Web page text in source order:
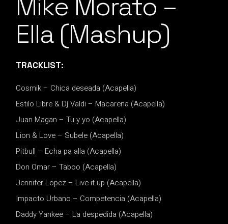
Mike Morato –
Ella (Mashup)
TRACKLIST:
Cosmik – Chica deseada (Acapella)
Estilo Libre & Dj Valdi – Macarena (Acapella)
Juan Magan – Tu y yo (Acapella)
Lion & Love – Subele (Acapella)
Pitbull – Echa pa alla (Acapella)
Don Omar – Taboo (Acapella)
Jennifer Lopez – Live it up (Acapella)
Impacto Urbano – Competencia (Acapella)
Daddy Yankee – La despedida (Acapella)